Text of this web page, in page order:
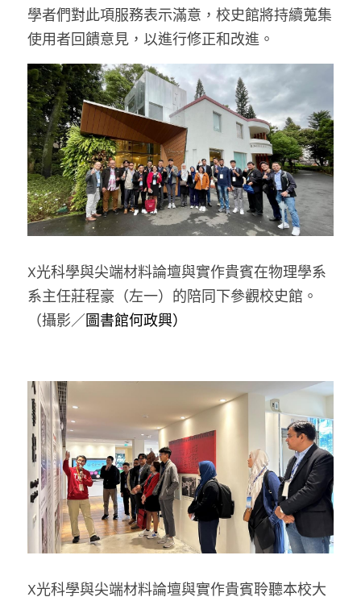
學者們對此項服務表示滿意，校史館將持續蒐集
使用者回饋意見，以進行修正和改進。
X光科學與尖端材料論壇與實作貴賓在物理學系
系主任莊程豪（左一）的陪同下參觀校史館 。
（攝影／圖書館何政興）
X光科學與尖端材料論壇與實作貴賓聆聽本校大